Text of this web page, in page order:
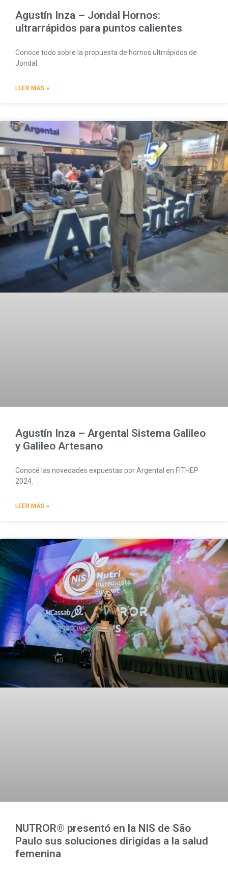
Agustín Inza – Jondal Hornos:
ultrarrápidos para puntos calientes
Conoce todo sobre la propuesta de hornos ultrrápidos de
Jondal.
LEER MÁS »
Agustín Inza – Argental Sistema Galileo
y Galileo Artesano
Conocé las novedades expuestas por Argental en FITHEP
2024.
LEER MÁS »
NUTROR® presentó en la NIS de São
Paulo sus soluciones dirigidas a la salud
femenina